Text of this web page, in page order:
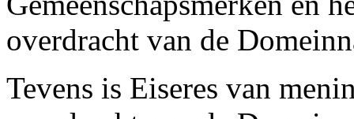
overdracht van de
Tevens is Eiseres van